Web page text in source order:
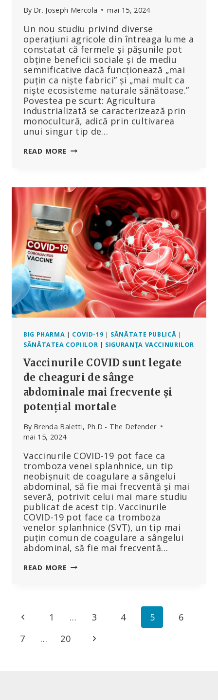
By Dr. Joseph Mercola mai 15, 2024
Un nou studiu privind diverse
operațiuni agricole din întreaga lume a
constatat că fermele și pășunile pot
obține beneficii sociale și de mediu
semnificative dacă funcționează „mai
puțin ca niște fabrici” și „mai mult ca
niște ecosisteme naturale sănătoase.”
Povestea pe scurt: Agricultura
industrializată se caracterizează prin
monocultură, adică prin cultivarea
unui singur tip de…
READ MORE „RENUNȚAREA
GÂNDIREA
INDUSTRIALĂ”:
UN
STUDIU
ARATĂ
CĂ
O
AGRICULTURĂ
DIVERSIFICATĂ
DĂ
ROADE
PENTRU
OAMENI
PLANETĂ
BIG PHARMA | COVID-19 | SĂNĂTATE PUBLICĂ |
SĂNĂTATEA COPIILOR | SIGURANȚA VACCINURILOR
Vaccinurile COVID sunt legate
de cheaguri de sânge
abdominale mai frecvente și
potențial mortale
By Brenda Baletti, Ph.D - The Defender
mai 15, 2024
Vaccinurile COVID-19 pot face ca
tromboza venei splanhnice, un tip
neobișnuit de coagulare a sângelui
abdominal, să fie mai frecventă și mai
severă, potrivit celui mai mare studiu
publicat de acest tip. Vaccinurile
COVID-19 pot face ca tromboza
venelor splanhnice (SVT), un tip mai
puțin comun de coagulare a sângelui
abdominal, să fie mai frecventă…
READ MORE VACCINURILE
CHEAGURI
SÂNGE
Page
navigation
Previous
Page
1 … 3 4 5
6
7
… 20
Next